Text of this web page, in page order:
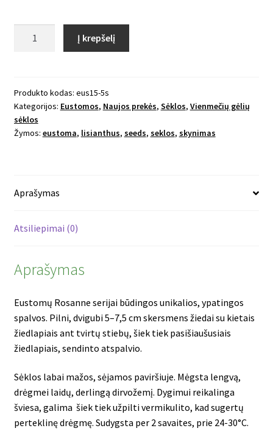
II
Terracotta
Į krepšelį
Produkto kodas: eus15-5s
Kategorijos: Eustomos, Naujos prekės, Sėklos, Vienmečių gėlių
sėklos
Žymos: eustoma, lisianthus, seeds, seklos, skynimas
Aprašymas
Atsiliepimai (0)
Aprašymas
Eustomų Rosanne serijai būdingos unikalios, ypatingos
spalvos. Pilni, dvigubi 5–7,5 cm skersmens žiedai su kietais
žiedlapiais ant tvirtų stiebų, šiek tiek pasišiaušusiais
žiedlapiais, sendinto atspalvio.
Sėklos labai mažos, sėjamos paviršiuje. Mėgsta lengvą,
drėgmei laidų, derlingą dirvožemį. Dygimui reikalinga
šviesa, galima šiek tiek užpilti vermikulito, kad sugertų
perteklinę drėgmę. Sudygsta per 2 savaites, prie 24-30°C.